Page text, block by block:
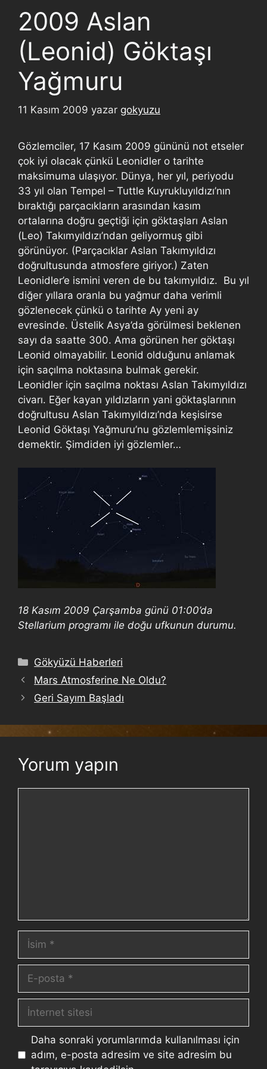
2009 Aslan
(Leonid) Göktaşı
Yağmuru
11 Kasım 2009 yazar gokyuzu
Gözlemciler, 17 Kasım 2009 gününü not etseler
çok iyi olacak çünkü Leonidler o tarihte
maksimuma ulaşıyor. Dünya, her yıl, periyodu
33 yıl olan Tempel – Tuttle Kuyrukluyıldızı’nın
bıraktığı parçacıkların arasından kasım
ortalarına doğru geçtiği için göktaşları Aslan
(Leo) Takımyıldızı’ndan geliyormuş gibi
görünüyor. (Parçacıklar Aslan Takımyıldızı
doğrultusunda atmosfere giriyor.) Zaten
Leonidler’e ismini veren de bu takımyıldız. Bu yıl
diğer yıllara oranla bu yağmur daha verimli
gözlenecek çünkü o tarihte Ay yeni ay
evresinde. Üstelik Asya’da görülmesi beklenen
sayı da saatte 300. Ama görünen her göktaşı
Leonid olmayabilir. Leonid olduğunu anlamak
için saçılma noktasına bulmak gerekir.
Leonidler için saçılma noktası Aslan Takımyıldızı
civarı. Eğer kayan yıldızların yani göktaşlarının
doğrultusu Aslan Takımyıldızı’nda keşisirse
Leonid Göktaşı Yağmuru’nu gözlemlemişsiniz
demektir. Şimdiden iyi gözlemler…
18 Kasım 2009 Çarşamba günü 01:00’da
Stellarium programı ile doğu ufkunun durumu.
Gökyüzü Haberleri
Mars Atmosferine Ne Oldu?
Geri Sayım Başladı
Yorum yapın
Daha sonraki yorumlarımda kullanılması için
adım, e-posta adresim ve site adresim bu